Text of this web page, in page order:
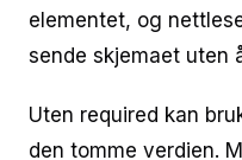
elementet, og
sende skjemaet uten
Uten required kan
den tomme verdien.